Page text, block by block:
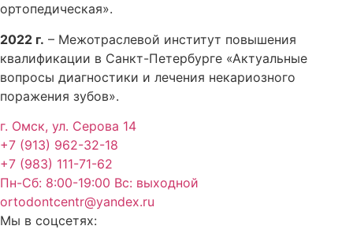
ортопедическая».
2022 г. – Межотраслевой институт повышения
квалификации в Санкт-Петербурге «Актуальные
вопросы диагностики и лечения некариозного
поражения зубов».
г. Омск, ул. Серова 14
+7 (913) 962-32-18
+7 (983) 111-71-62
Пн-Сб: 8:00-19:00 Вс: выходной
ortodontcentr@yandex.ru
Мы в соцсетях: